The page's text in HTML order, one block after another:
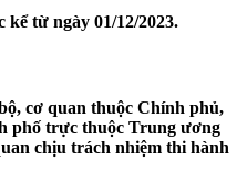
từ ngày 01/12/2023.
cơ quan thuộc Chính phủ,
phố trực thuộc Trung ương
chịu trách nhiệm thi hành